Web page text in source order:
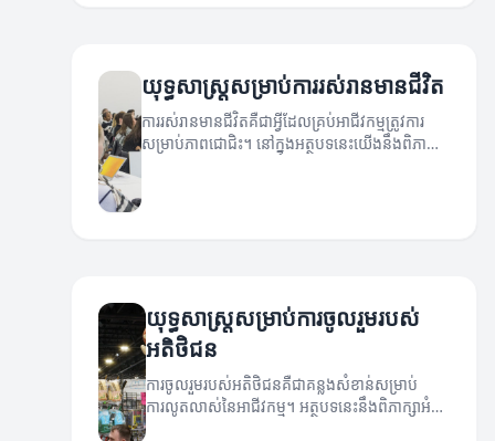
យុទ្ធសាស្ត្រសម្រាប់ការរស់រានមានជីវិត
ការរស់រានមានជីវិតគឺជាអ្វីដែលគ្រប់អាជីវកម្មត្រូវការ
សម្រាប់ភាពជោជិះ។ នៅក្នុងអត្ថបទនេះយើងនឹងពិភាក្សា
យុទ្ធសាស្រ្តសម្រាប់ការចូលរួមរបស់
អតិថិជន
ការចូលរួមរបស់អតិថិជនគឺជាគន្លងសំខាន់សម្រាប់
ការលូតលាស់នៃអាជីវកម្ម។ អត្ថបទនេះនឹងពិភាក្សាអំពី
យុទ្ធសាស្រ្តដ៏មានប្រសិទ្ធភាពសម្រាប់ការចូលរួមរបស់